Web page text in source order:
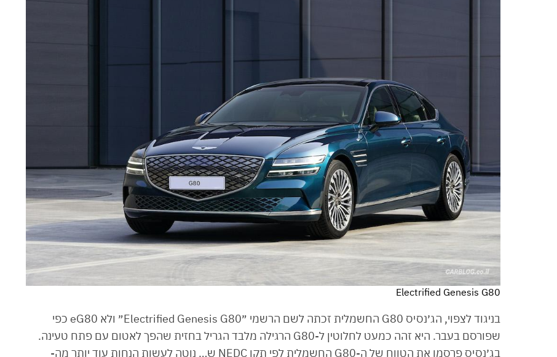
Electrified Genesis G80
בניגוד לצפוי, הג׳נסיס G80 החשמלית זכתה לשם הרשמי ״Electrified Genesis G80״ ולא eG80 כפי
שפורסם בעבר. היא זהה כמעט לחלוטין ל-G80 הרגילה מלבד הגריל בחזית שהפך לאטום עם פתח טעינה.
בג׳נסיס פרסמו את הטווח של ה-G80 החשמלית לפי תקן NEDC ש… נוטה לעשות הנחות עוד יותר מה-